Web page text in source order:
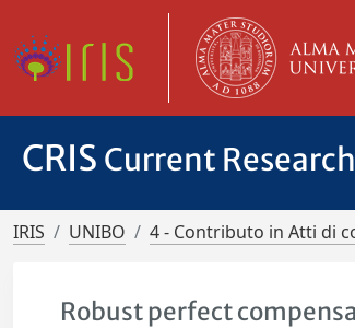
CRIS Current
IRIS UNIBO 4 - Contributo in Atti di
Robust perfect